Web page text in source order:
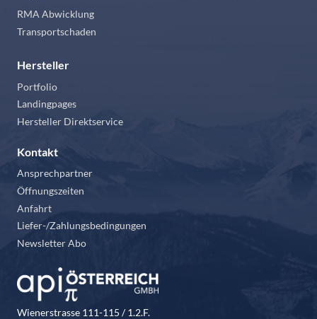
RMA Abwicklung
Transportschaden
Hersteller
Portfolio
Landingpages
Hersteller Direktservice
Kontakt
Ansprechpartner
Öffnungszeiten
Anfahrt
Liefer-/Zahlungsbedingungen
Newsletter Abo
Wienerstrasse 111-115 / 1.2.F.